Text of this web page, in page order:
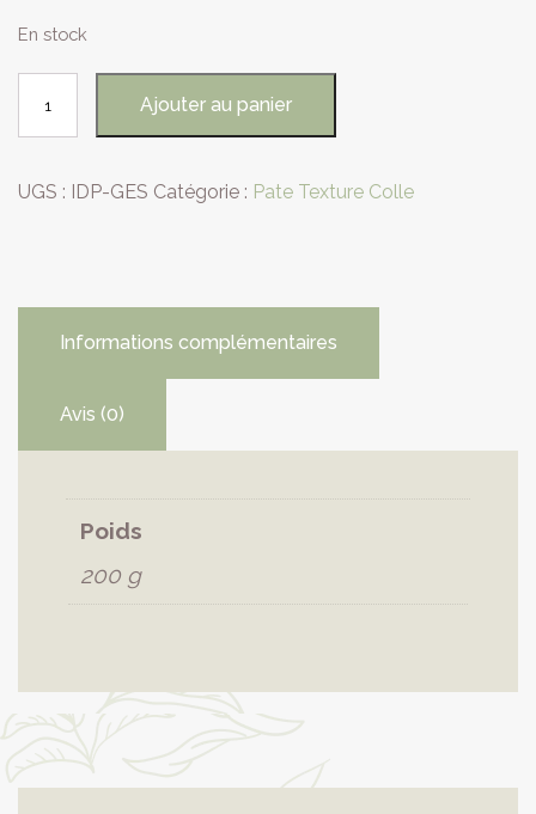
était :
6,00€.
est :
4,90€.
En stock
Ajouter au panier
UGS : IDP-GES Catégorie : Pate Texture Colle
Informations complémentaires
Avis (0)
Poids
200 g